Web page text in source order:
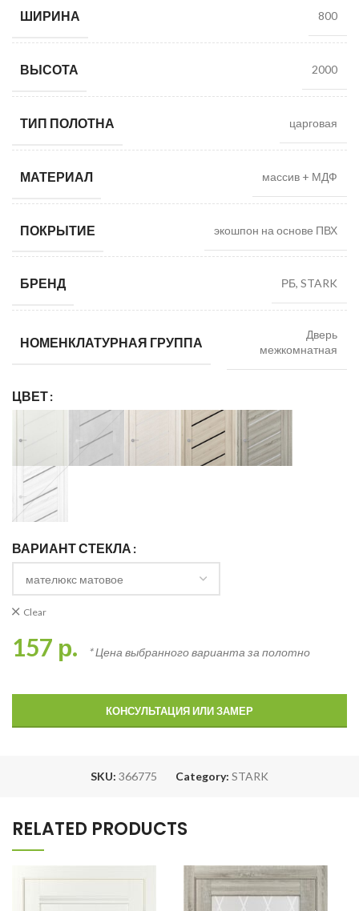
ШИРИНА 800
ВЫСОТА 2000
ТИП ПОЛОТНА царговая
МАТЕРИАЛ массив + МДФ
ПОКРЫТИЕ экошпон на основе ПВХ
БРЕНД РБ, STARK
НОМЕНКЛАТУРНАЯ ГРУППА
Дверь
межкомнатная
ЦВЕТ
ВАРИАНТ СТЕКЛА
Clear
157 р. * Цена выбранного варианта за полотно
КОНСУЛЬТАЦИЯ ИЛИ ЗАМЕР
SKU: 366775 Category: STARK
RELATED PRODUCTS